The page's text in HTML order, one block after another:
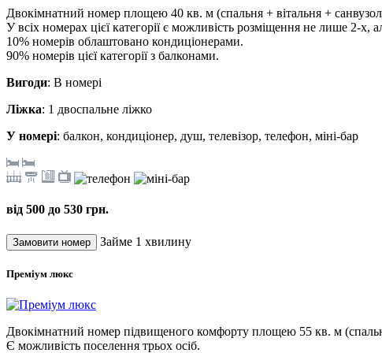
Двокімнатний номер площею 40 кв. м (спальня + вітальня +
У всіх номерах цієї категорії є можливість розміщення не лише 2-х,
10% номерів облаштовано кондиціонерами.
90% номерів цієї категорії з балконами.
Вигоди: В номері
Ліжка: 1 двоспальне ліжко
У номері: балкон, кондиціонер, душ, телевізор, телефон, міні-бар
від 500 до 530 грн.
Займе 1 хвилину
Преміум люкс
Двокімнатний номер підвищеного комфорту площею 55 кв. м
Є можливість поселення трьох осіб.